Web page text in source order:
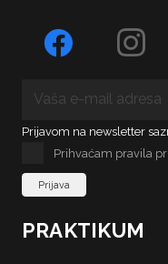
Prijavom na newsletter
Prihvaćam pravila
PRAKTIKUM